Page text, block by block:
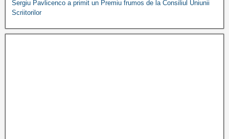
Sergiu Pavlicenco a primit un Premiu frumos de la Consiliul Uniunii
Scriitorilor